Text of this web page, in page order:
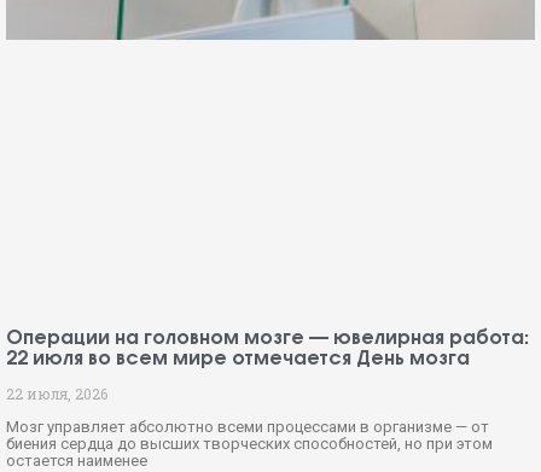
Операции на головном мозге — ювелирная работа:
22 июля во всем мире отмечается День мозга
22 июля, 2026
Мозг управляет абсолютно всеми процессами в организме — от
биения сердца до высших творческих способностей, но при этом
остается наименее